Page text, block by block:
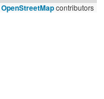
OpenStreetMapcontributors